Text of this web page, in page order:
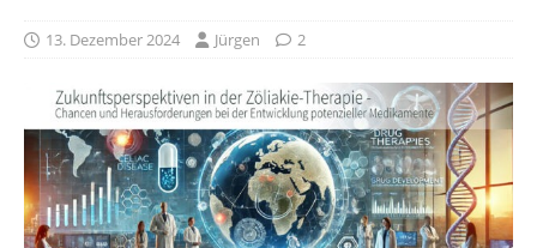
13. Dezember 2024 Jürgen 2